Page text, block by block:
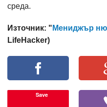
среда.
Източник: " Мениджър
LifeHacker)
Save